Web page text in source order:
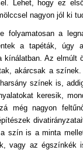
Lehet, hogy ez
nagyon jól ki
folyamatosan a
a tapéták, úgy
kínálatban. Az elmúlt
akárcsak a
színek is,
keresik,
még nagyon
szín is a minta
vagy az égszínkék